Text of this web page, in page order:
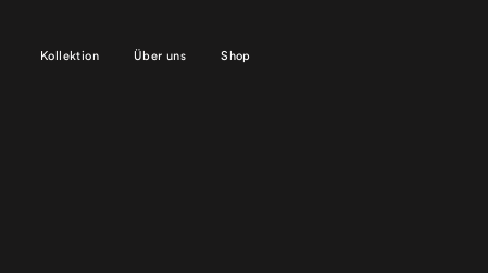
Kollektion Über uns Shop